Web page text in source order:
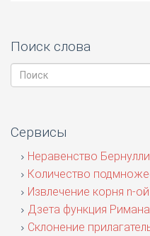
Поиск слова
Сервисы
Неравенство Бернулли
Количество
Извлечение корня n-
Дзета функция Римана
Склонение